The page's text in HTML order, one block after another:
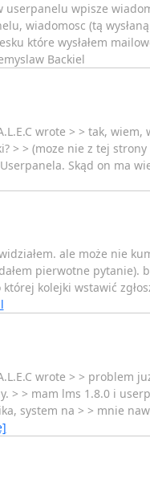
userpanelu wpisze
wiadomosc (tą
które wysłałem
Backiel
wrote > > tak,
> > (moze nie z tej
Skąd on ma
ale może nie
pierwotne
kolejki wstawić
wrote > >
> > mam lms 1.8.0 i
system na > > mnie